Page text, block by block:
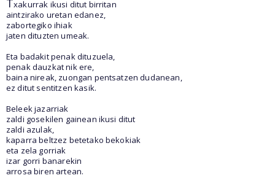
Txakurrak ikusi ditut birritan
aintzirako uretan edanez,
zabortegiko ihiak
jaten dituzten umeak.
Eta badakit penak dituzuela,
penak dauzkat nik ere,
baina nireak, zuongan pentsatzen dudanean,
ez ditut sentitzen kasik.
Beleek jazarriak
zaldi gosekilen gainean ikusi ditut
zaldi azulak,
kaparra beltzez betetako bekokiak
eta zela gorriak
izar gorri banarekin
arrosa biren artean.